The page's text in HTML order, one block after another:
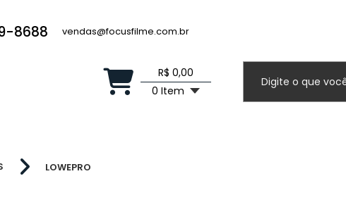
8688 vendas@focusfilme.com.br
R$ 0,00
0 Item
LOWEPRO